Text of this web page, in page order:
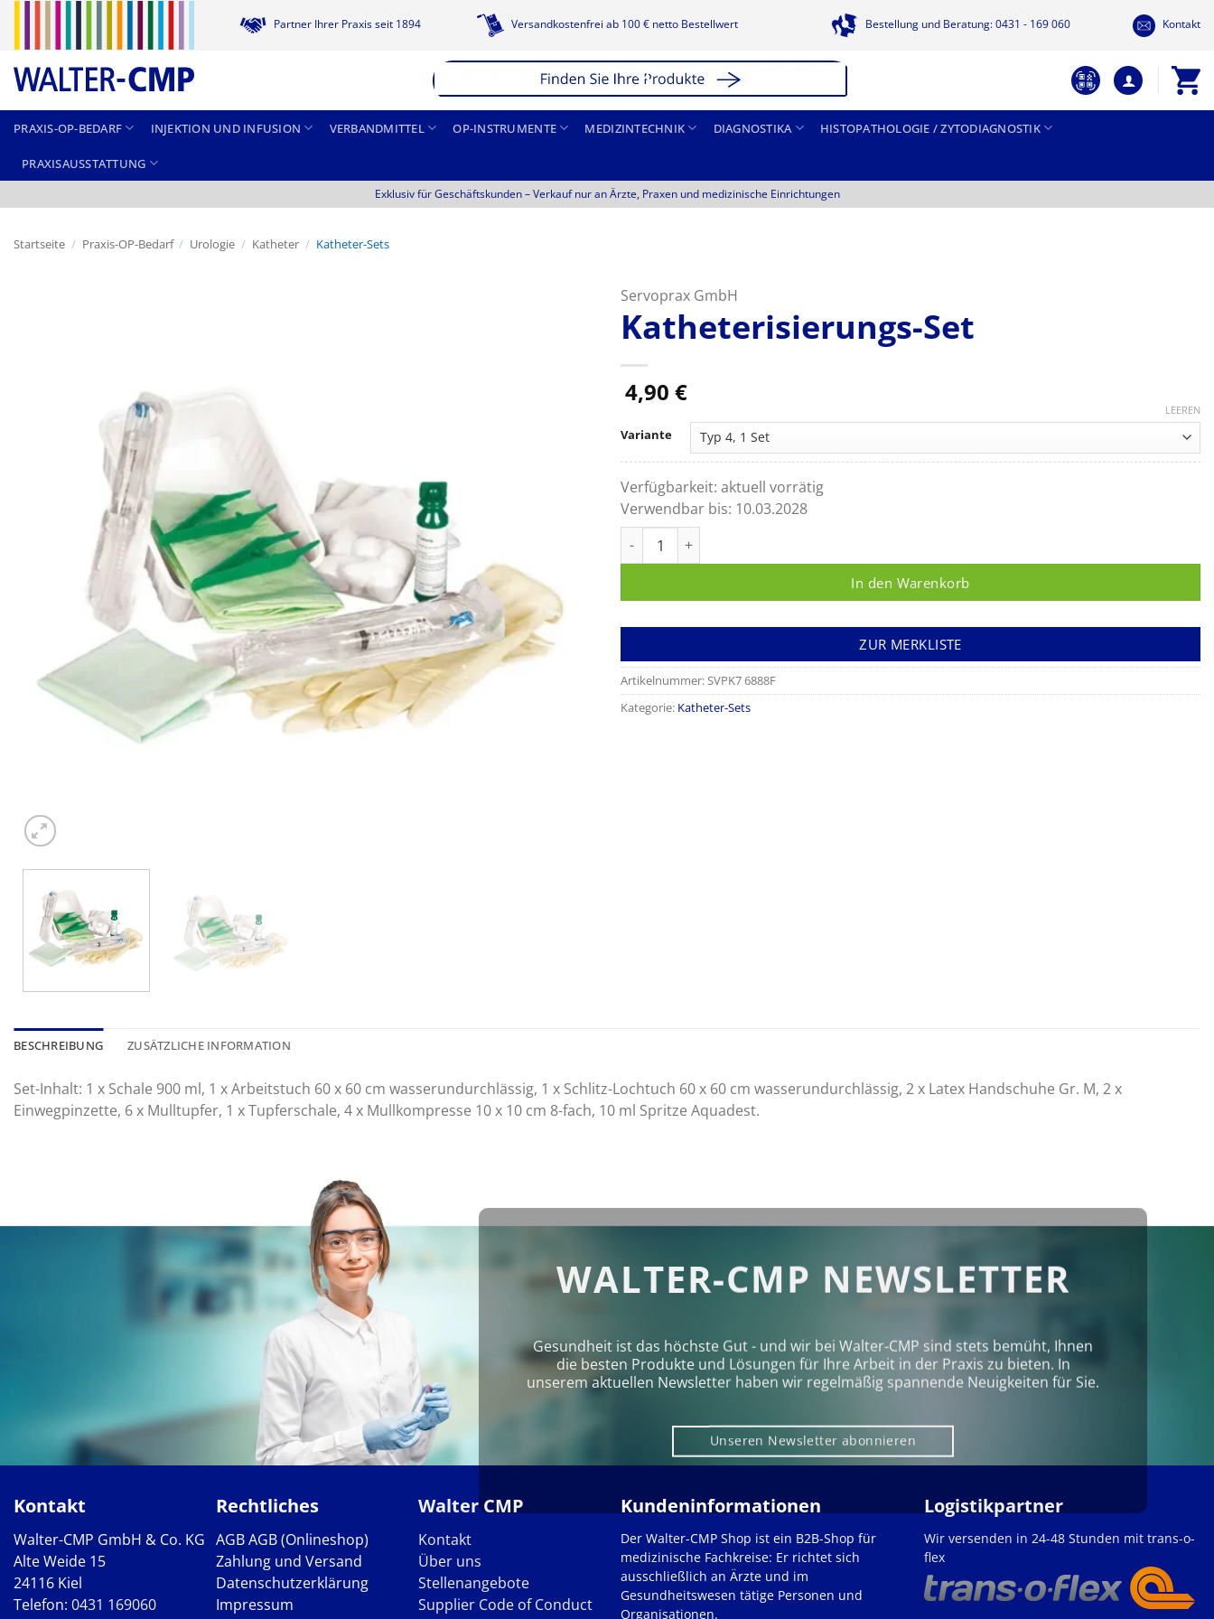
springen
Partner Ihrer Praxis seit 1894 Versandkostenfrei ab 100 € netto Bestellwert Bestellung und Beratung: 0431 - 169 060 Kontakt
PRAXIS-OP-BEDARF INJEKTION UND INFUSION VERBANDMITTEL OP-INSTRUMENTE MEDIZINTECHNIK DIAGNOSTIKA HISTOPATHOLOGIE / ZYTODIAGNOSTIK
PRAXISAUSSTATTUNG
Exklusiv für Geschäftskunden –Verkauf nur an Ärzte, Praxen und medizinische Einrichtungen
Startseite / Praxis-OP-Bedarf / Urologie / Katheter / Katheter-Sets
Servoprax GmbH
Katheterisierungs-Set
4,90 €
Variante
LEEREN
Verfügbarkeit: aktuell vorrätig
Verwendbar bis: 10.03.2028
In den Warenkorb
ZUR MERKLISTE
Artikelnummer:SVPK7 6888F
Kategorie: Katheter-Sets
BESCHREIBUNG ZUSÄTZLICHE INFORMATION
Set-Inhalt: 1 x Schale 900 ml, 1 x Arbeitstuch 60 x 60 cm wasserundurchlässig, 1 x Schlitz-Lochtuch 60 x 60 cm wasserundurchlässig, 2 x Latex Handschuhe Gr. M, 2 x
Einwegpinzette, 6 x Mulltupfer, 1 x Tupferschale, 4 x Mullkompresse 10 x 10 cm 8-fach, 10 ml Spritze Aquadest.
WALTER-CMP NEWSLETTER
Gesundheit ist das höchste Gut - und wir bei Walter‑CMP sind stets bemüht, Ihnen
die besten Produkte und Lösungen für Ihre Arbeit in der Praxis zu bieten. In
unserem aktuellen Newsletter haben wir regelmäßig spannende Neuigkeiten für Sie.
Unseren Newsletter abonnieren
Kontakt
Walter-CMP GmbH & Co. KG
Alte Weide 15
24116 Kiel
Telefon: 0431 169060
Rechtliches
AGBAGB (Onlineshop)
Zahlung und Versand
Datenschutzerklärung
Impressum
Walter CMP
Kontakt
Über uns
Stellenangebote
Supplier Code of Conduct
Kundeninformationen
Der Walter-CMP Shop ist ein B2B-Shop für
medizinische Fachkreise: Er richtet sich
ausschließlich an Ärzte und im
Gesundheitswesen tätige Personen und
Organisationen.
Logistikpartner
Wir versenden in 24-48 Stunden mit trans-o-
flex